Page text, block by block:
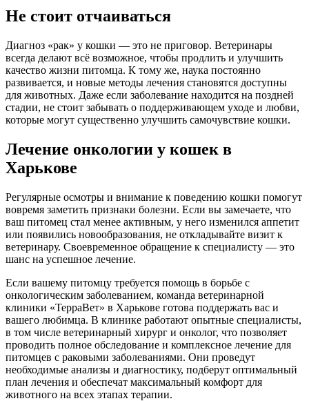
Не стоит отчаиваться
Диагноз «рак» у кошки — это не приговор. Ветеринары
всегда делают всё возможное, чтобы продлить и улучшить
качество жизни питомца. К тому же, наука постоянно
развивается, и новые методы лечения становятся доступны
для животных. Даже если заболевание находится на поздней
стадии, не стоит забывать о поддерживающем уходе и любви,
которые могут существенно улучшить самочувствие кошки.
Лечение онкологии у кошек в
Харькове
Регулярные осмотры и внимание к поведению кошки помогут
вовремя заметить признаки болезни. Если вы замечаете, что
ваш питомец стал менее активным, у него изменился аппетит
или появились новообразования, не откладывайте визит к
ветеринару. Своевременное обращение к специалисту — это
шанс на успешное лечение.
Если вашему питомцу требуется помощь в борьбе с
онкологическим заболеванием, команда ветеринарной
клиники «ТерраВет» в Харькове готова поддержать вас и
вашего любимца. В клинике работают опытные специалисты,
в том числе ветеринарный хирург и онколог, что позволяет
проводить полное обследование и комплексное лечение для
питомцев с раковыми заболеваниями. Они проведут
необходимые анализы и диагностику, подберут оптимальный
план лечения и обеспечат максимальный комфорт для
животного на всех этапах терапии.